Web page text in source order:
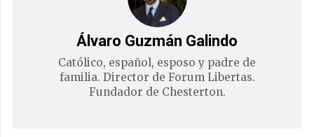
Álvaro Guzmán Galindo
Católico, español, esposo y padre de
familia. Director de Forum Libertas.
Fundador de Chesterton.